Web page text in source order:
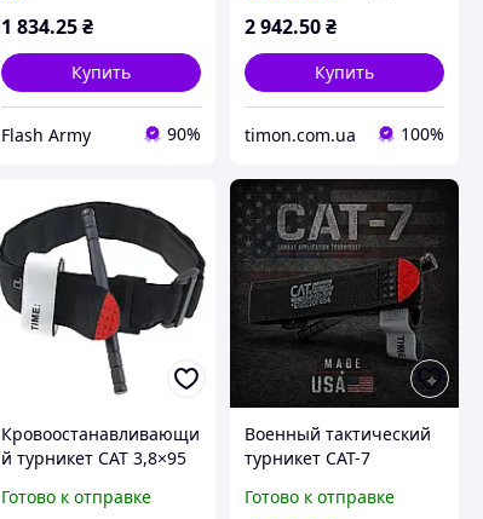
1 834.25 ₴
Купить
Flash Army 90%
2 942.50₴
Купить
timon.com.ua 100%
Кровоостанавливающи
й турникет CAT 3,8×95
палочкой и липучкой
Готово к отправке
Военный тактический
турникет CAT-7
турникет жгут USA
Готово к отправке